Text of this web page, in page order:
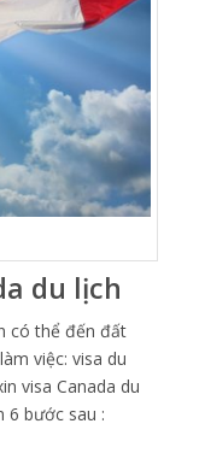
du lịch
có thể đến đất
việc: visa du
visa Canada du
6 bước sau :